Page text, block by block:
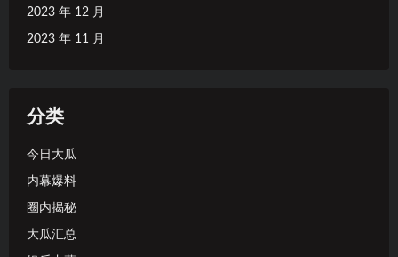
2023 年 12 月
2023 年 11 月
分类
今日大瓜
内幕爆料
圈内揭秘
大瓜汇总